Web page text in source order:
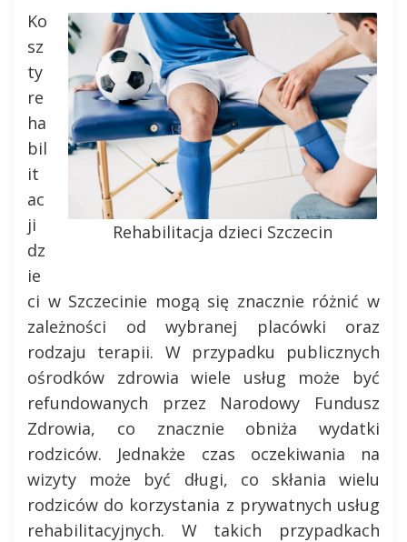
Rehabilitacja dzieci Szczecin
Ko
sz
ty
re
ha
bil
it
ac
ji
dz
ie
ci w Szczecinie mogą się znacznie różnić w
zależności od wybranej placówki oraz
rodzaju terapii. W przypadku publicznych
ośrodków zdrowia wiele usług może być
refundowanych przez Narodowy Fundusz
Zdrowia, co znacznie obniża wydatki
rodziców. Jednakże czas oczekiwania na
wizyty może być długi, co skłania wielu
rodziców do korzystania z prywatnych usług
rehabilitacyjnych. W takich przypadkach